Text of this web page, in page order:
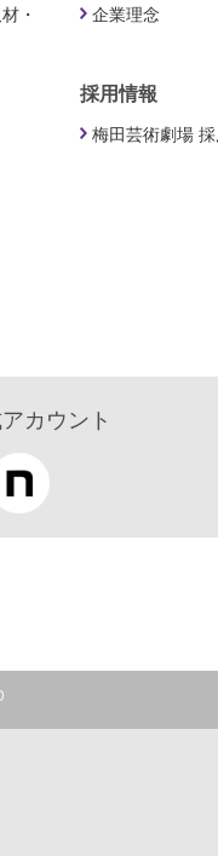
・
企業理念
採用情報
梅田芸術劇場
カウント